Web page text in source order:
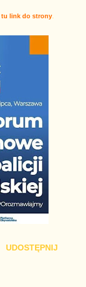
tu link do strony
UDOSTĘPNIJ